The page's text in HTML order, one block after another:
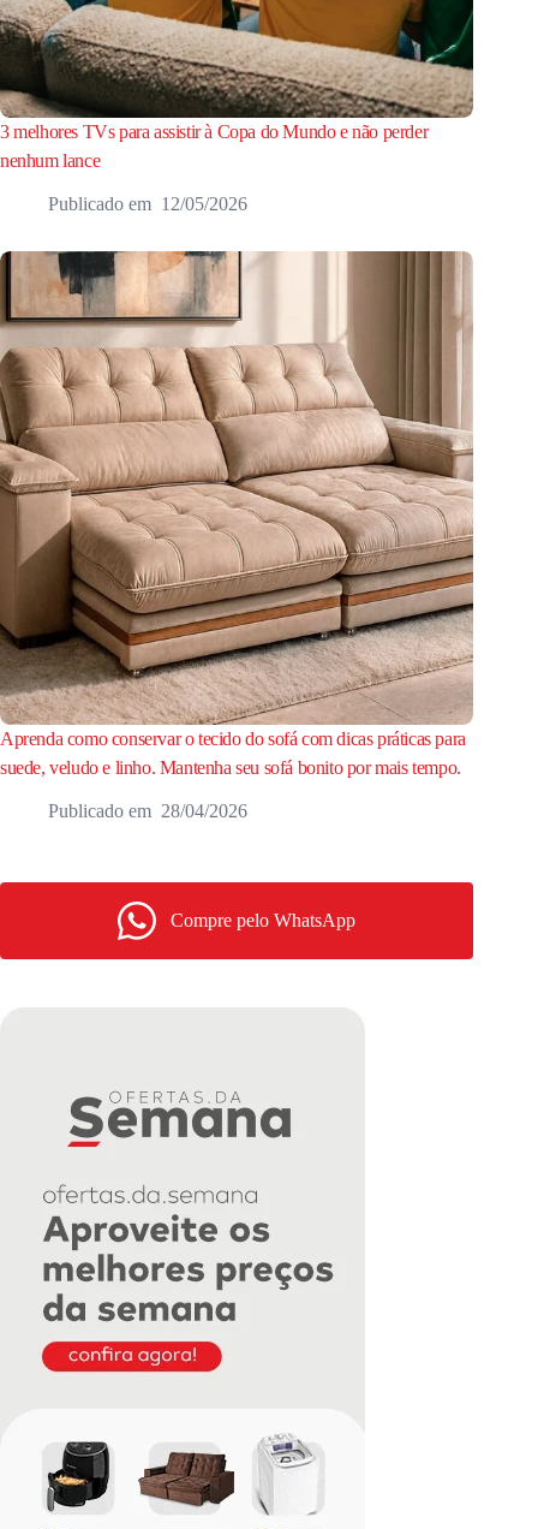
3 melhores TVs para assistir à Copa do Mundo e não perder
nenhum lance
12/05/2026
Aprenda como conservar o tecido do sofá com dicas práticas para
suede, veludo e linho. Mantenha seu sofá bonito por mais tempo.
28/04/2026
Compre pelo WhatsApp